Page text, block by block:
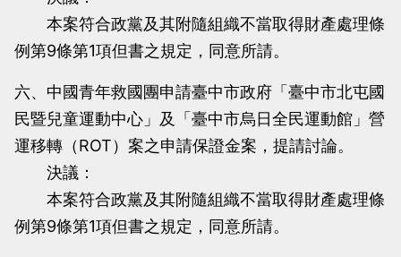
本案符合政黨及其附隨組織不當取得財產處理條
例第9條第1項但書之規定，同意所請。
六、中國青年救國團申請臺中市政府「臺中市北屯國
民暨兒童運動中心」及「臺中市烏日全民運動館」營
運移轉（ROT）案之申請保證金案，提請討論。
決議：
本案符合政黨及其附隨組織不當取得財產處理條
例第9條第1項但書之規定，同意所請。